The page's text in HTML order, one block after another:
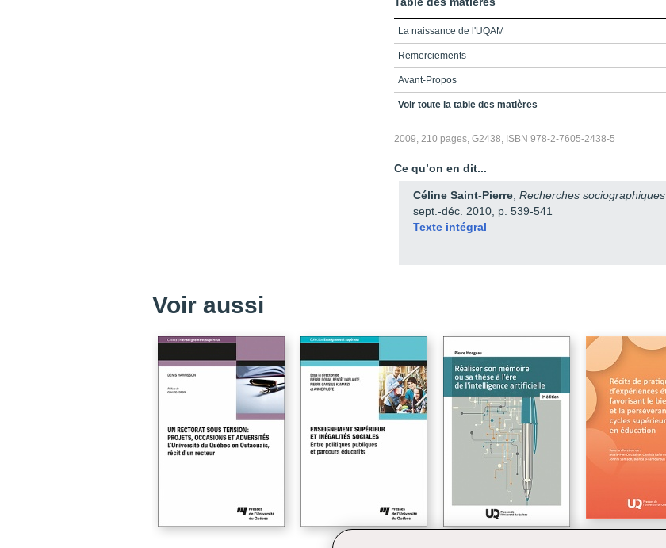
La naissance de l'UQAM
Remerciements
Avant-Propos
Table de matières
Structure organisationnelles
Témoignages
Documents d'époque
Repères Chronologiques
Structures organisationnelles
Sources Iconographiques
Voir toute la table des matières
2009, 210 pages, G2438, ISBN 978-2-7605-2438-5
Ce qu’on en dit...
Céline Saint-Pierre Recherches sociographiques
sept.-déc. 2010, p. 539-541
Texte intégral
Voir aussi